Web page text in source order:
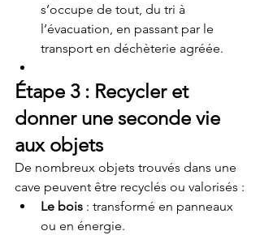
s’occupe de tout, du tri à
l’évacuation, en passant par le
transport en déchèterie agréée.
Étape 3 : Recycler et
donner une seconde vie
aux objets
De nombreux objets trouvés dans une
cave peuvent être recyclés ou valorisés :
Le bois : transformé en panneaux
ou en énergie.